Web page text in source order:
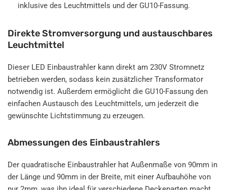
inklusive des Leuchtmittels und der GU10-Fassung.
Direkte Stromversorgung und austauschbares
Leuchtmittel
Dieser LED Einbaustrahler kann direkt am 230V Stromnetz
betrieben werden, sodass kein zusätzlicher Transformator
notwendig ist. Außerdem ermöglicht die GU10-Fassung den
einfachen Austausch des Leuchtmittels, um jederzeit die
gewünschte Lichtstimmung zu erzeugen.
Abmessungen des Einbaustrahlers
Der quadratische Einbaustrahler hat Außenmaße von 90mm in
der Länge und 90mm in der Breite, mit einer Aufbauhöhe von